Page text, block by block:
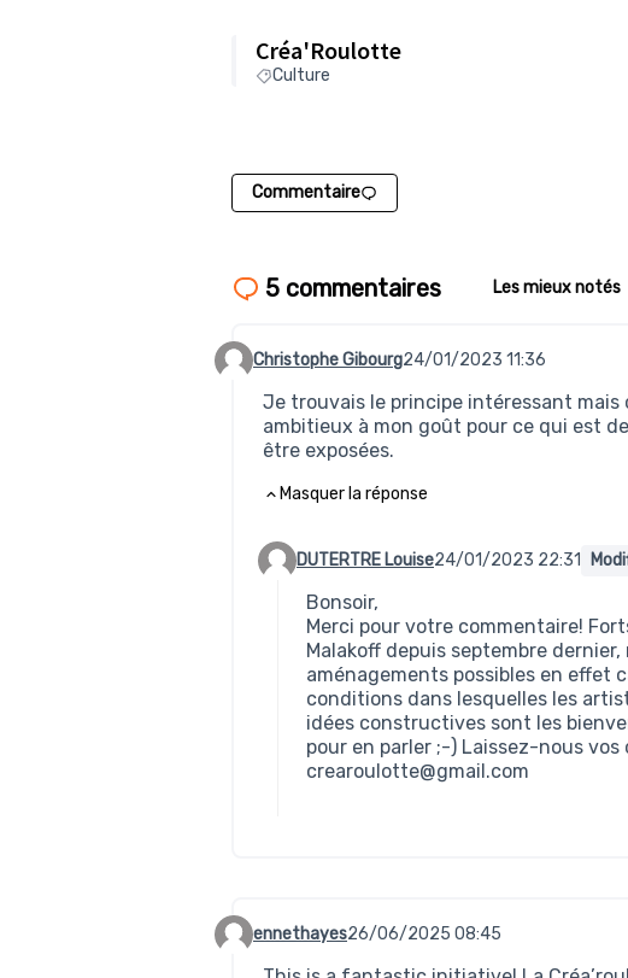
Créa'Roulotte
Culture
Commentaire
5 commentaires Les mieux notés
Commentaire 155
Christophe Gibourg24/01/2023 11:36
Je trouvais le principe intéressant
ambitieux à mon goût pour ce qui est
être exposées.
Masquer la réponse
Commentaire 156 (réponse au commentaire
DUTERTRE Louise24/01/2023 22:31
Bonsoir,
Merci pour votre commentaire!
Malakoff depuis septembre
aménagements possibles en effet
conditions dans lesquelles les
idées constructives sont les
pour en parler ;-) Laissez-nous
crearoulotte@gmail.com
Commentaire 431
ennethayes26/06/2025 08:45